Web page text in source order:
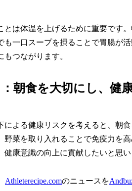
とは体温を上げるために重要です
も一口スープを摂ることで胃腸が
つながります。
：朝食を大切にし、健
による健康リスクを考えると、朝
野菜を取り入れることで免疫力を
康意識の向上に貢献したいと思い
Athleterecipe.comのニュースを